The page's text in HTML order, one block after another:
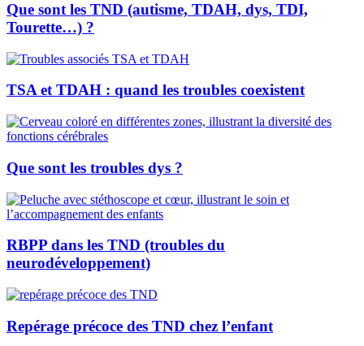
Que sont les TND (autisme, TDAH, dys, TDI,
Tourette…) ?
TSA et TDAH : quand les troubles coexistent
Que sont les troubles dys ?
RBPP dans les TND (troubles du
neurodéveloppement)
Repérage précoce des TND chez l’enfant